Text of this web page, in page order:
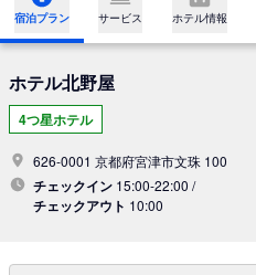
宿泊プラン サービス ホテル情報
ホテル北野屋
4つ星ホテル
626-0001 京都府宮津市文珠 100
チェックイン 15:00-22:00 /
チェックアウト 10:00